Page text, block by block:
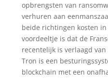
opbrengsten van
verhuren aan
beide richtingen kosten
voordeeltje is dat de
recentelijk is verlaagd
Tron is een
blockchain met een